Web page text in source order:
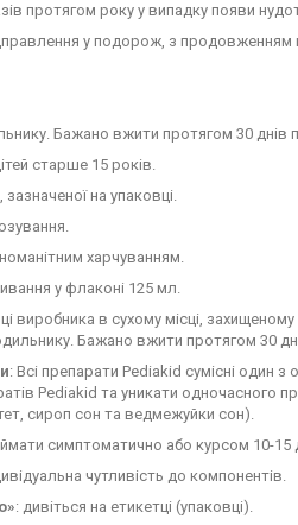
протягом року у випадку появи
у подорож, з продовженням
Бажано вжити протягом 30 днів
старше 15 років.
на упаковці.
харчуванням.
у флаконі 125 мл.
виробника в сухому місці,
Бажано вжити протягом 30
: Всі препарати Pediakid сумісні один з
Pediakid та уникати одночасного
сироп сон та ведмежуйки сон).
симптоматично або курсом 10-15
чутливість до компонентів.
: дивіться на етикетці (упаковці).